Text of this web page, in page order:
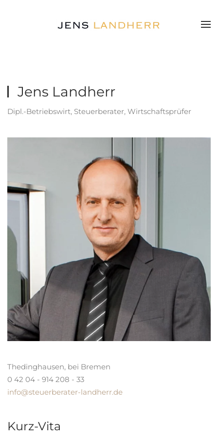
Zum Hauptinhalt springen
Jens Landherr
Dipl.-Betriebswirt, Steuerberater, Wirtschaftsprüfer
Thedinghausen, bei Bremen
0 42 04 - 914 208 - 33
info@steuerberater-landherr.de
Kurz-Vita